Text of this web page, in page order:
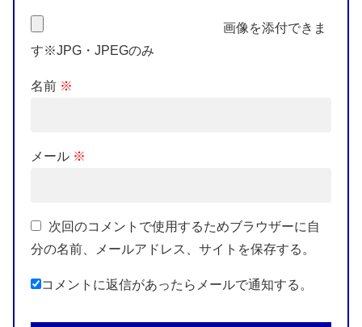
画像を添付できま
す※JPG・JPEGのみ
名前 ※
メール ※
次回のコメントで使用するためブラウザーに自
分の名前、メールアドレス、サイトを保存する。
コメントに返信があったらメールで通知する。